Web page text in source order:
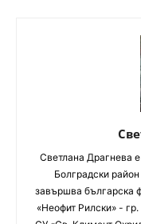
Светлана Драгнева
Болградски
завършва българска
«Неофит Рилски» -